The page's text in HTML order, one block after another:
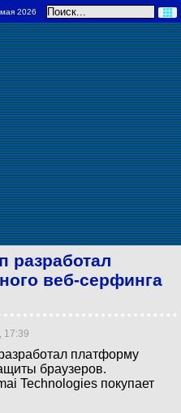
2026
разработал
веб-серфинга
17:39
платформу
браузеров.
Technologies покупает